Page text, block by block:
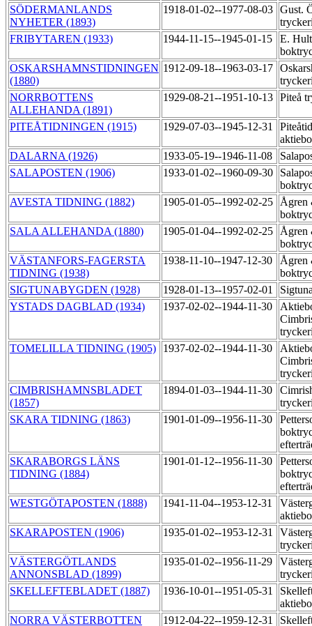
SÖDERMANLANDS
NYHETER (1893)
1918-01-02--1977-08-03 Gust.
FRIBYTAREN (1933)
1944-11-15--1945-01-15
E.
OSKARSHAMNSTIDNINGEN
(1880)
1912-09-18--1963-03-17
NORRBOTTENS
ALLEHANDA (1891)
1929-08-21--1951-10-13 Piteå
PITEÅTIDNINGEN (1915) 1929-07-03--1945-12-31
DALARNA (1926)
1933-05-19--1946-11-08
SALAPOSTEN (1906)
1933-01-02--1960-09-30
AVESTA TIDNING (1882)
1905-01-05--1992-02-25
Ågren
SALA ALLEHANDA (1880)
1905-01-04--1992-02-25
Ågren
VÄSTANFORS-FAGERSTA
TIDNING (1938)
1938-11-10--1947-12-30
Ågren
SIGTUNABYGDEN (1928)
1928-01-13--1957-02-01
YSTADS DAGBLAD (1934)
1937-02-02--1944-11-30
TOMELILLA TIDNING (1905)
1937-02-02--1944-11-30
CIMBRISHAMNSBLADET
(1857)
1894-01-03--1944-11-30
SKARA TIDNING (1863)
1901-01-09--1956-11-30
SKARABORGS LÄNS
TIDNING (1884)
1901-01-12--1956-11-30
WESTGÖTAPOSTEN (1888)
1941-11-04--1953-12-31
SKARAPOSTEN (1906)
1935-01-02--1953-12-31
VÄSTERGÖTLANDS
ANNONSBLAD (1899)
1935-01-02--1956-11-29
SKELLEFTEBLADET (1887)
1936-10-01--1951-05-31
NORRA VÄSTERBOTTEN
1912-04-22--1959-12-31